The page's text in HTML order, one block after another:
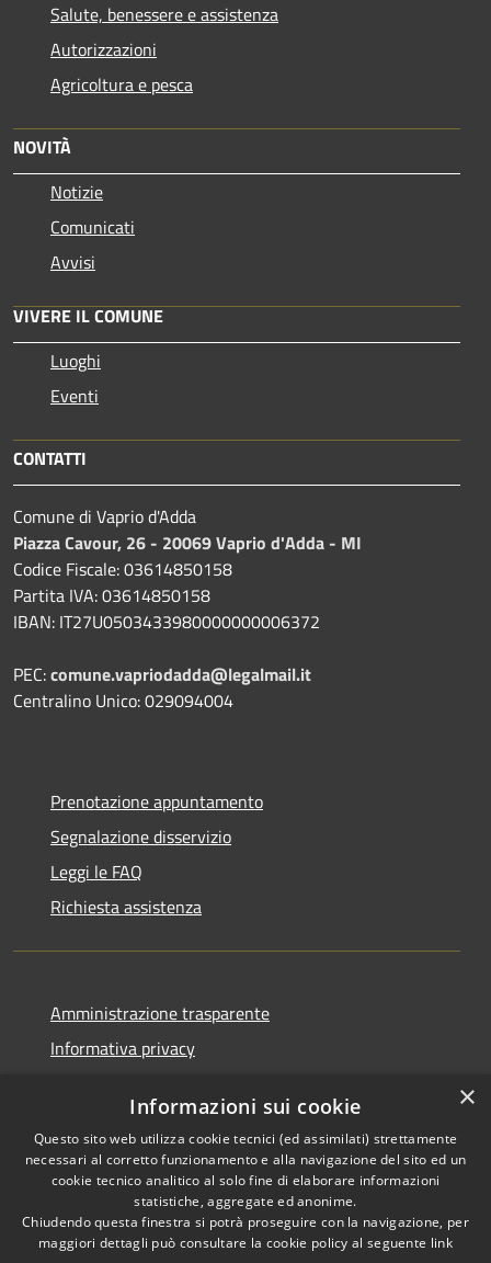
Salute, benessere e assistenza
Autorizzazioni
Agricoltura e pesca
NOVITÀ
Notizie
Comunicati
Avvisi
VIVERE IL COMUNE
Luoghi
Eventi
CONTATTI
Comune di Vaprio d'Adda
Piazza Cavour, 26 - 20069 Vaprio d'Adda - MI
Codice Fiscale: 03614850158
Partita IVA: 03614850158
IBAN: IT27U0503433980000000006372
PEC:comune.vapriodadda@legalmail.it
Centralino Unico: 029094004
Prenotazione appuntamento
Segnalazione disservizio
Leggi le FAQ
Richiesta assistenza
Amministrazione trasparente
Informativa privacy
Dichiarazione di accessibilità
RSS
Accessibilità
Copyright © 2026 • Comune di
Vaprio d'Adda • Powered by
×
Informazioni sui cookie
Questo sito web utilizza cookie tecnici (ed assimilati) strettamente
necessari al corretto funzionamento e alla navigazione del sito ed un
cookie tecnico analitico al solo fine di elaborare informazioni
statistiche, aggregate ed anonime.
Chiudendo questa finestra si potrà proseguire con la navigazione, per
maggiori dettagli può consultare la cookie policy al seguente link